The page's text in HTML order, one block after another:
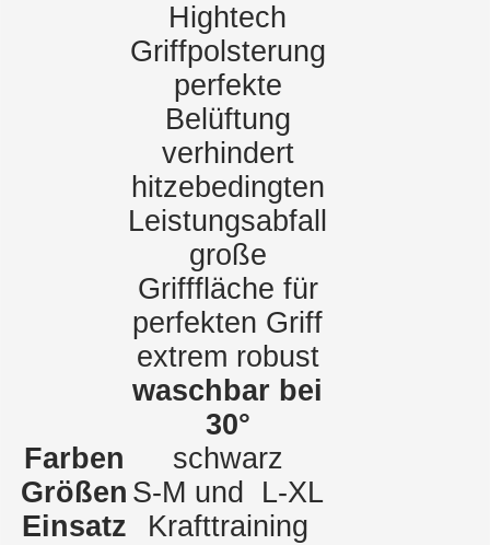
Hightech
Griffpolsterung
perfekte
Belüftung
verhindert
hitzebedingten
Leistungsabfall
große
Grifffläche für
perfekten Griff
extrem robust
waschbar bei
30°
Farben
schwarz
Größen S-M und L-XL
Einsatz
Krafttraining